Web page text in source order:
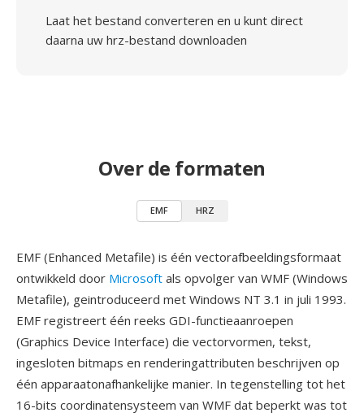
Laat het bestand converteren en u kunt direct
daarna uw hrz-bestand downloaden
Over de formaten
EMF HRZ
EMF (Enhanced Metafile) is één vectorafbeeldingsformaat
ontwikkeld door Microsoft als opvolger van WMF (Windows
Metafile), geintroduceerd met Windows NT 3.1 in juli 1993.
EMF registreert één reeks GDI-functieaanroepen
(Graphics Device Interface) die vectorvormen, tekst,
ingesloten bitmaps en renderingattributen beschrijven op
één apparaatonafhankelijke manier. In tegenstelling tot het
16-bits coordinatensysteem van WMF dat beperkt was tot